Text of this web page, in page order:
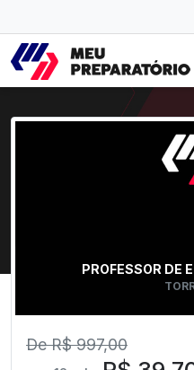
PROFESSOR DE
De R$ 997,00